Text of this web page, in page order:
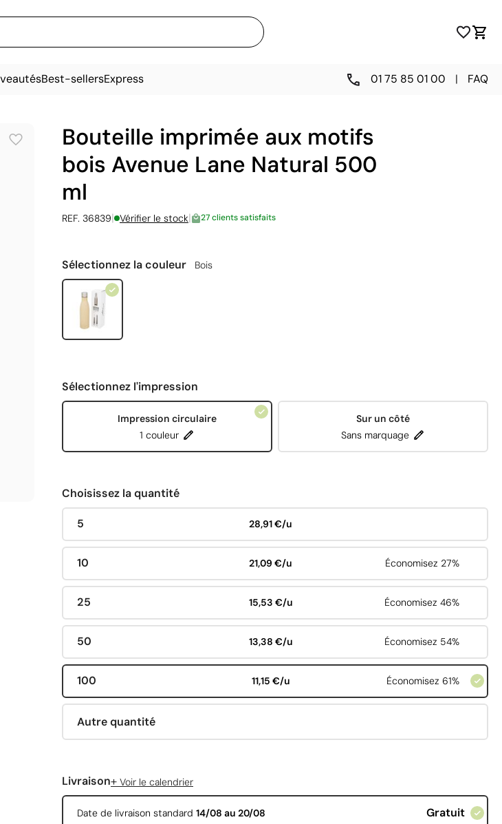
Best-sellersExpress 01 75 85 01 00 | FAQ
Bouteille imprimée aux motifs
bois Avenue Lane Natural 500
ml
REF. 36839| Vérifier le stock| 27 clients satisfaits
Sélectionnez la couleur Bois
Sélectionnez l'impression
Impression circulaire
1 couleur
Sur un côté
Sans marquage
Choisissez la quantité
5 28,91 €/u
10 21,09 €/u Économisez 27%
25 15,53 €/u Économisez 46%
50 13,38 €/u Économisez 54%
100 11,15 €/u Économisez 61%
Autre quantité
Livraison+ Voir le calendrier
Date de livraison standard 14/08 au 20/08 Gratuit